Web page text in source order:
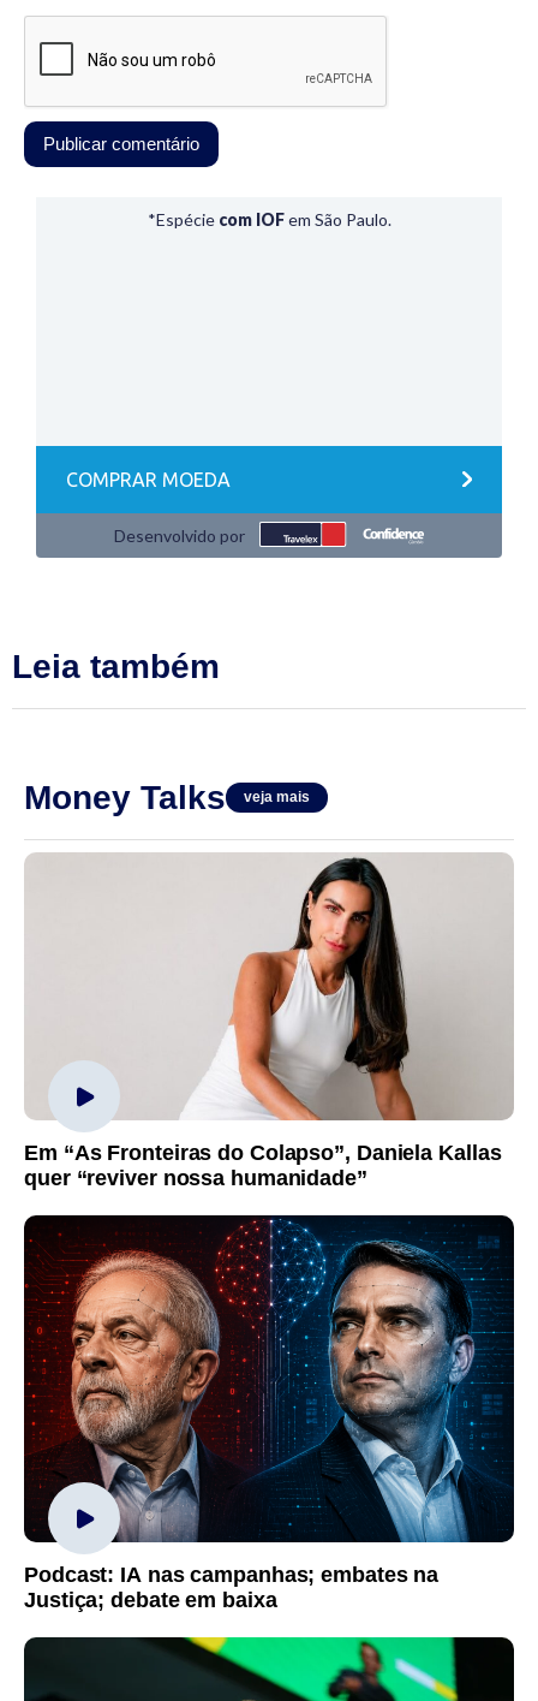
Leia também
Money Talks veja mais
Em “As Fronteiras do Colapso”, Daniela Kallas
quer “reviver nossa humanidade”
Podcast: IA nas campanhas; embates na
Justiça; debate em baixa